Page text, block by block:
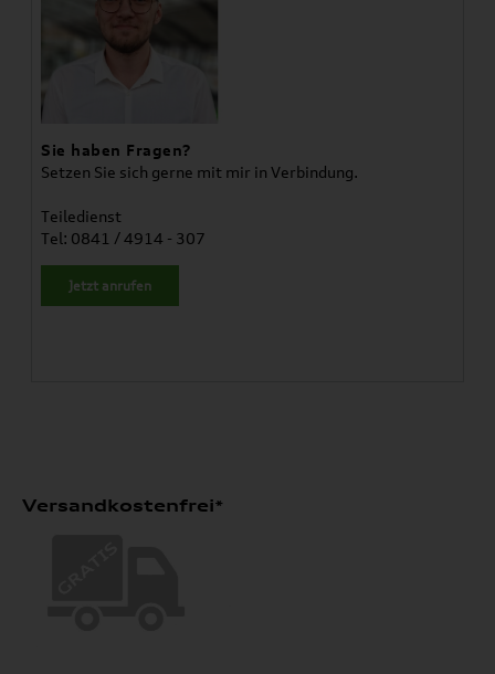
Sie haben Fragen?
Setzen Sie sich gerne mit mir in Verbindung.
Teiledienst
Tel: 0841 / 4914 - 307
Jetzt anrufen
Versandkostenfrei*